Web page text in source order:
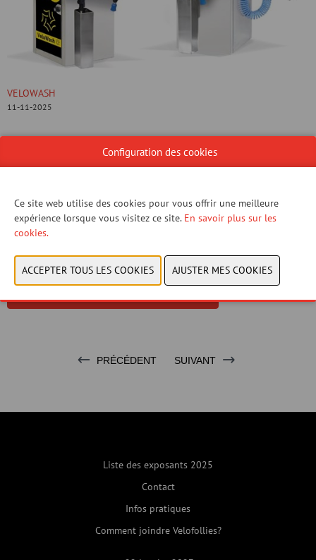
VELOWASH
11-11-2025
Tour compacte avec pistolet pour savonner, vaporiser et sécher les
vélos, avec pompe intégrée pour gonfler les pneus. Convient
PRÉCÉDENT SUIVANT
Liste des exposants 2025
Contact
Infos pratiques
Comment joindre Velofollies?
Configuration des cookies
Ce site web utilise des cookies pour vous offrir une meilleure
expérience lorsque vous visitez ce site. En savoir plus sur les
cookies.